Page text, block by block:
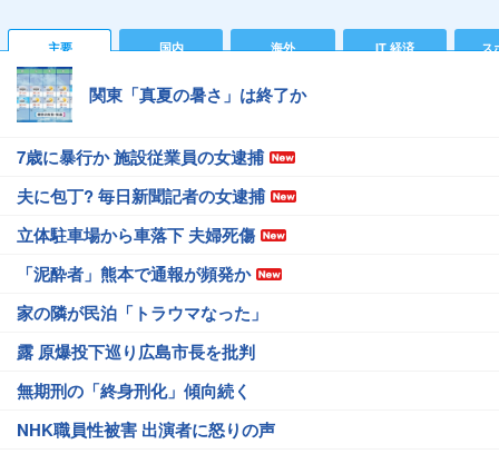
主要 国内 海外 IT 経済 ス
関東「真夏の暑さ」は終了か
7歳に暴行か 施設従業員の女逮捕
夫に包丁? 毎日新聞記者の女逮捕
立体駐車場から車落下 夫婦死傷
「泥酔者」熊本で通報が頻発か
家の隣が民泊「トラウマなった」
露 原爆投下巡り広島市長を批判
無期刑の「終身刑化」傾向続く
NHK職員性被害 出演者に怒りの声